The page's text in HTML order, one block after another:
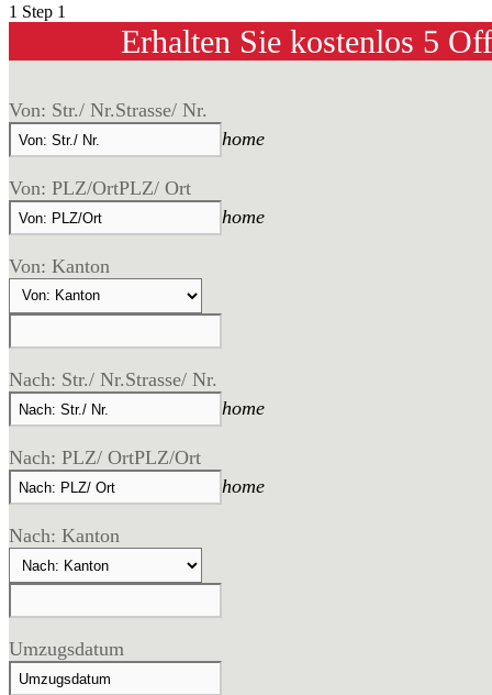
1 Step 1
Erhalten Sie kostenlos 5
Von: Str./ Nr.Strasse/ Nr.
home
Von: PLZ/OrtPLZ/ Ort
home
Von: Kanton
Nach: Str./ Nr.Strasse/ Nr.
home
Nach: PLZ/ OrtPLZ/Ort
home
Nach: Kanton
Umzugsdatum